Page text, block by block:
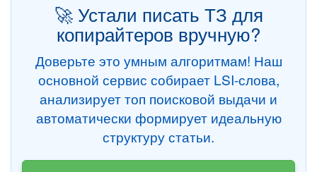
🚀 Устали писать ТЗ для
копирайтеров вручную?
Доверьте это умным алгоритмам! Наш
основной сервис собирает LSI-слова,
анализирует топ поисковой выдачи и
автоматически формирует идеальную
структуру статьи.